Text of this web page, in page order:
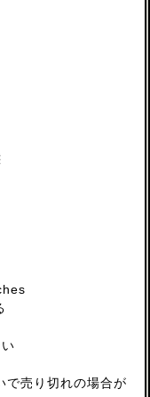
で売り切れの場合が